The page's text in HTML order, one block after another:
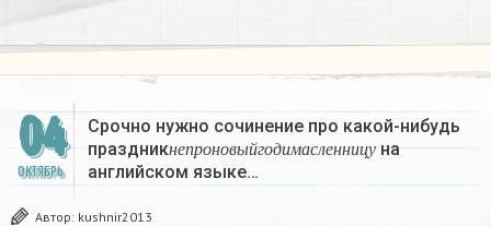
04
ОКТЯБРЬ
Срочно нужно сочинение про какой-нибудь
праздникн е пр о н о в ы й го д има сл е н н и ц у
непр оновыйго димасленницу
на
английском языке…
Автор: kushnir2013